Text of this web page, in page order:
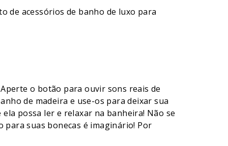
de acessórios de banho de luxo para
o botão para ouvir sons reais de
de madeira e use-os para deixar sua
possa ler e relaxar na banheira! Não se
suas bonecas é imaginário! Por